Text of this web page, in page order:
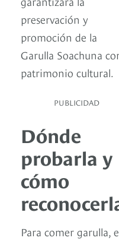
preservación y
promoción de la
Garulla Soachuna
patrimonio cultural.
PUBLICIDAD
Dónde
probarla y
cómo
Para comer garulla,